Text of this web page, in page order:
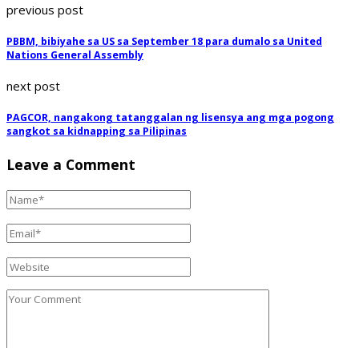
previous post
PBBM, bibiyahe sa US sa September 18 para dumalo sa United
Nations General Assembly
next post
PAGCOR, nangakong tatanggalan ng lisensya ang mga pogong
sangkot sa kidnapping sa Pilipinas
Leave a Comment